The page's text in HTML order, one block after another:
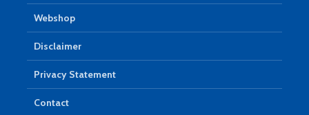
Webshop
Disclaimer
Privacy Statement
Contact